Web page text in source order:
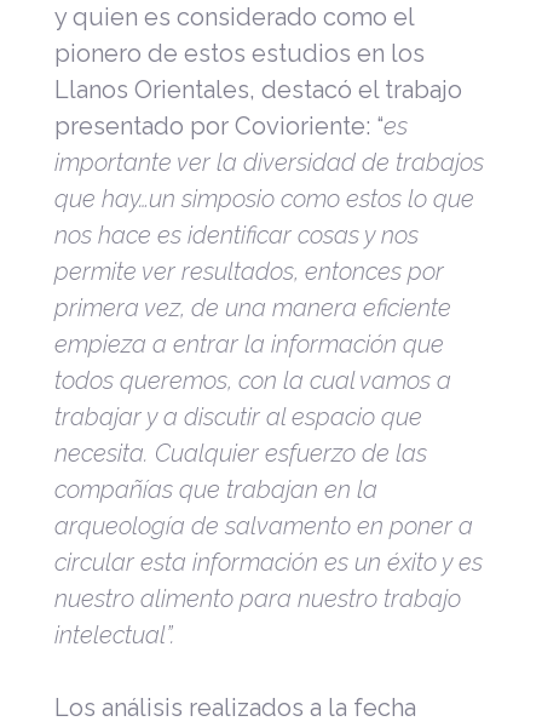
y quien es considerado como el
pionero de estos estudios en los
Llanos Orientales, destacó el trabajo
presentado por Covioriente: “es
importante ver la diversidad de trabajos
que hay…un simposio como estos lo que
nos hace es identificar cosas y nos
permite ver resultados, entonces por
primera vez, de una manera eficiente
empieza a entrar la información que
todos queremos, con la cual vamos a
trabajar y a discutir al espacio que
necesita. Cualquier esfuerzo de las
compañías que trabajan en la
arqueología de salvamento en poner a
circular esta información es un éxito y es
nuestro alimento para nuestro trabajo
intelectual”.
Los análisis realizados a la fecha